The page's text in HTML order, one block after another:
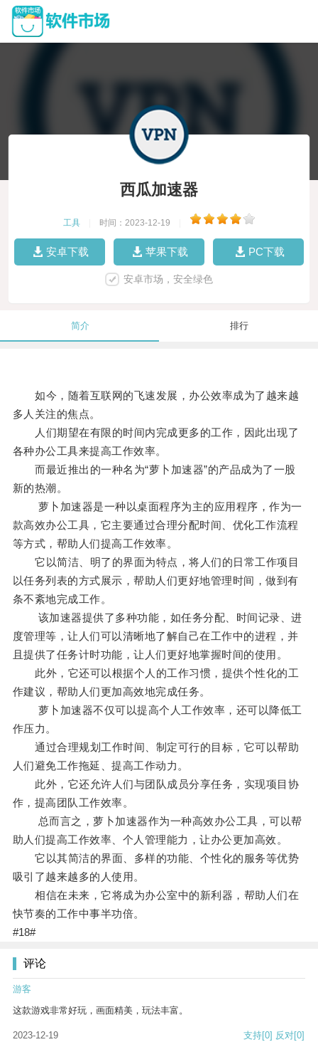
西瓜加速器
工具 时间：2023-12-19
安卓下载 苹果下载 PC下载
安卓市场，安全绿色
简介 排行
如今，随着互联网的飞速发展，办公效率成为了越来越
多人关注的焦点。
人们期望在有限的时间内完成更多的工作，因此出现了
各种办公工具来提高工作效率。
而最近推出的一种名为“萝卜加速器”的产品成为了一股
新的热潮。
萝卜加速器是一种以桌面程序为主的应用程序，作为一
款高效办公工具，它主要通过合理分配时间、优化工作流程
等方式，帮助人们提高工作效率。
它以简洁、明了的界面为特点，将人们的日常工作项目
以任务列表的方式展示，帮助人们更好地管理时间，做到有
条不紊地完成工作。
该加速器提供了多种功能，如任务分配、时间记录、进
度管理等，让人们可以清晰地了解自己在工作中的进程，并
且提供了任务计时功能，让人们更好地掌握时间的使用。
此外，它还可以根据个人的工作习惯，提供个性化的工
作建议，帮助人们更加高效地完成任务。
萝卜加速器不仅可以提高个人工作效率，还可以降低工
作压力。
通过合理规划工作时间、制定可行的目标，它可以帮助
人们避免工作拖延、提高工作动力。
此外，它还允许人们与团队成员分享任务，实现项目协
作，提高团队工作效率。
总而言之，萝卜加速器作为一种高效办公工具，可以帮
助人们提高工作效率、个人管理能力，让办公更加高效。
它以其简洁的界面、多样的功能、个性化的服务等优势
吸引了越来越多的人使用。
相信在未来，它将成为办公室中的新利器，帮助人们在
快节奏的工作中事半功倍。
#18#
评论
游客
这款游戏非常好玩，画面精美，玩法丰富。
2023-12-19 支持[0] 反对[0]